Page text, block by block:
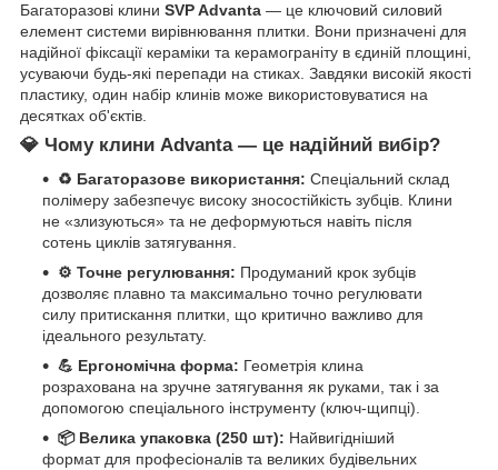
Багаторазові клини SVP Advanta — це ключовий силовий
елемент системи вирівнювання плитки. Вони призначені для
надійної фіксації кераміки та керамограніту в єдиній площині,
усуваючи будь-які перепади на стиках. Завдяки високій якості
пластику, один набір клинів може використовуватися на
десятках об'єктів.
💎 Чому клини Advanta — це надійний вибір?
♻️ Багаторазове використання: Спеціальний склад
полімеру забезпечує високу зносостійкість зубців. Клини
не «злизуються» та не деформуються навіть після
сотень циклів затягування.
⚙️ Точне регулювання: Продуманий крок зубців
дозволяє плавно та максимально точно регулювати
силу притискання плитки, що критично важливо для
ідеального результату.
💪 Ергономічна форма: Геометрія клина
розрахована на зручне затягування як руками, так і за
допомогою спеціального інструменту (ключ-щипці).
📦 Велика упаковка (250 шт): Найвигідніший
формат для професіоналів та великих будівельних